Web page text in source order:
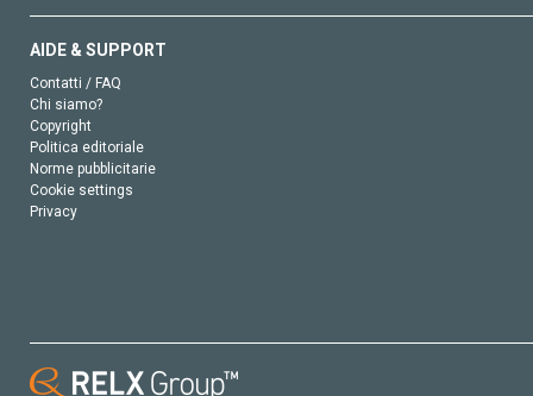
AIDE & SUPPORT
Contatti / FAQ
Chi siamo?
Copyright
Politica editoriale
Norme pubblicitarie
Cookie settings
Privacy